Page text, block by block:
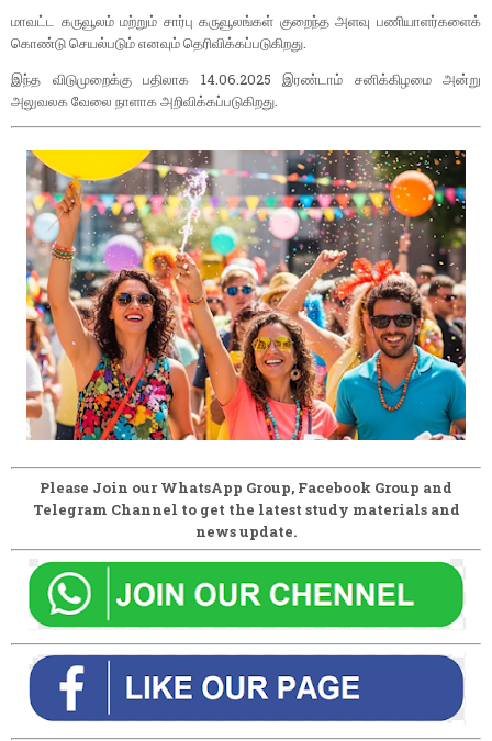
மாவட்ட கருவூலம் மற்றும் சார்பு கருவூலங்கள் குறைந்த அளவு பணியாளர்களைக்
கொண்டு செயல்படும் எனவும் தெரிவிக்கப்படுகிறது.
இந்த விடுமுறைக்கு பதிலாக 14.06.2025 இரண்டாம் சனிக்கிழமை அன்று
அலுவலக வேலை நாளாக அறிவிக்கப்படுகிறது.
Please Join our WhatsApp Group, Facebook Group and
Telegram Channel to get the latest study materials and
news update.